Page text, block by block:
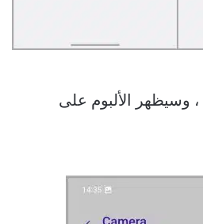
، وسيظهر الألبوم على